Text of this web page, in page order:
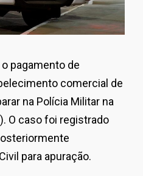
pagamento de
comercial de
na Polícia Militar na
O caso foi registrado
para apuração.